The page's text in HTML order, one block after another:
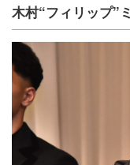
木村“フィリップ”